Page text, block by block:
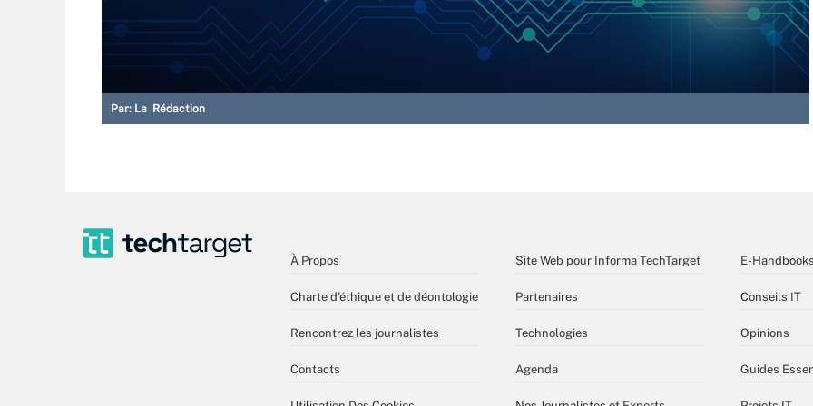
Par: La Rédaction
À Propos
Charte d’éthique et de déontologie
Rencontrez les journalistes
Contacts
Site Web pour Informa TechTarget
Partenaires
Technologies
Agenda
E-Handbooks
Conseils IT
Opinions
Guides